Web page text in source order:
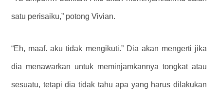
satu perisaiku,” potong Vivian.
“Eh, maaf. aku tidak mengikuti.” Dia akan mengerti jika
dia menawarkan untuk meminjamkannya tongkat atau
sesuatu, tetapi dia tidak tahu apa yang harus dilakukan